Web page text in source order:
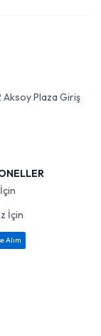
Aksoy Plaza Giriş
İçin
Alım